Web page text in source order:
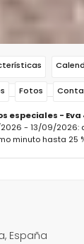
Fotos
especiales - Eva
- 13/09/2026:
minuto hasta 25
España